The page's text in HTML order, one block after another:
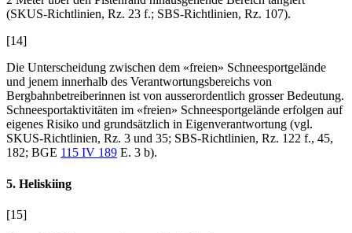
(SKUS-Richtlinien, Rz. 23 f.; SBS-Richtlinien, Rz. 107).
[14]
Die Unterscheidung zwischen dem «freien» Schneesportgelände
und jenem innerhalb des Verantwortungsbereichs von
Bergbahnbetreiberinnen ist von ausserordentlich grosser Bedeutung.
Schneesportaktivitäten im «freien» Schneesportgelände erfolgen auf
eigenes Risiko und grundsätzlich in Eigenverantwortung (vgl.
SKUS-Richtlinien, Rz. 3 und 35; SBS-Richtlinien, Rz. 122 f., 45,
182; BGE 115 IV 189 E. 3 b).
5. Heliskiing
[15]